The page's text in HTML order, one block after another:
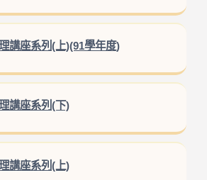
講座系列(上)(91學年度)
講座系列(下)
講座系列(上)